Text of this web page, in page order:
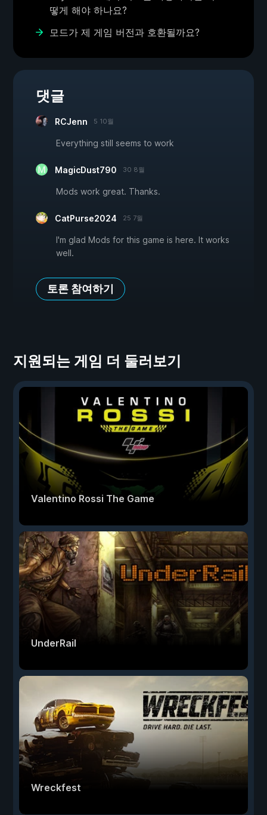
떻게 해야 하나요?
모드가 제 게임 버전과 호환될까요?
댓글
RCJenn 5 10월
Everything still seems to work
MagicDust790 30 8월
Mods work great. Thanks.
CatPurse2024 25 7월
I'm glad Mods for this game is here. It works
well.
토론 참여하기
지원되는 게임 더 둘러보기
Valentino Rossi The Game
UnderRail
Wreckfest